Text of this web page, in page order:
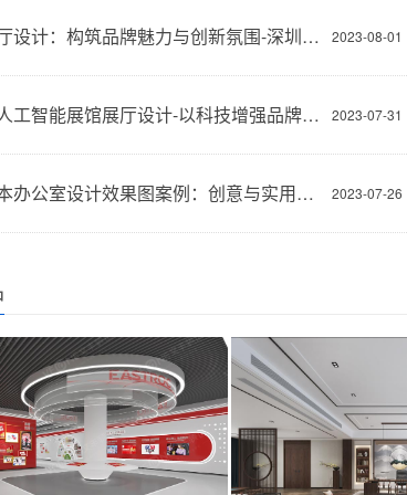
2023-08-01
创意展厅设计：构筑品牌魅力与创新氛围-深圳文丰装饰
2023-07-31
立尔讯人工智能展馆展厅设计-以科技增强品牌形象-深圳文丰装饰
2023-07-26
华科资本办公室设计效果图案例：创意与实用性的完美结合